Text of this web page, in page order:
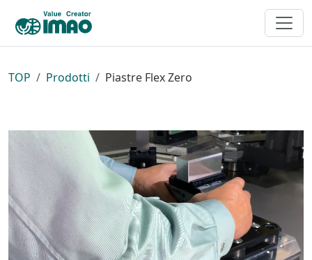
TOP Prodotti Piastre Flex Zero